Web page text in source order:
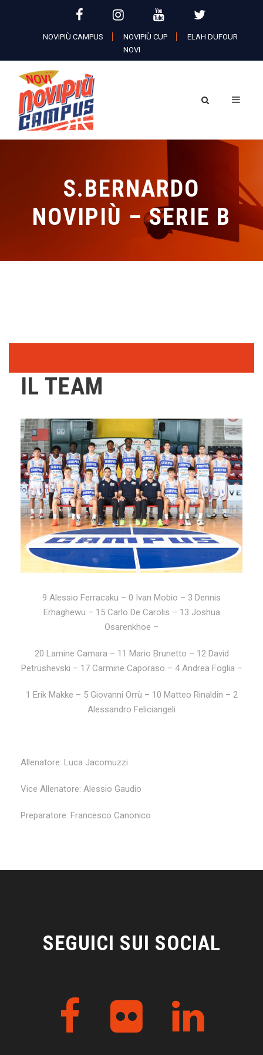
NOVIPIÙ CAMPUS NOVIPIÙ CUP
ELAH DUFOUR
NOVI
S.BERNARDO
NOVIPIÙ – SERIE B
IL TEAM
9 Alessio Ferracaku – 0 Ivan Mobio – 3 Dennis
Erhaghewu – 15 Carlo De Carolis – 13 Joshua
Osarenkhoe –
20 Lamine Camara – 11 Mario Brunetto – 12 David
Petrushevski – 17 Carmine Caporaso – 4 Andrea Foglia –
1 Erik Makke – 5 Giovanni Orrù – 10 Matteo Rinaldin – 2
Alessandro Feliciangeli
Allenatore: Luca Jacomuzzi
Vice Allenatore: Alessio Gaudio
Preparatore: Francesco Canonico
SEGUICI SUI SOCIAL